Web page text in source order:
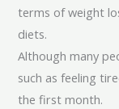
terms of weight
diets.
Although many
such as feeling
the first month.